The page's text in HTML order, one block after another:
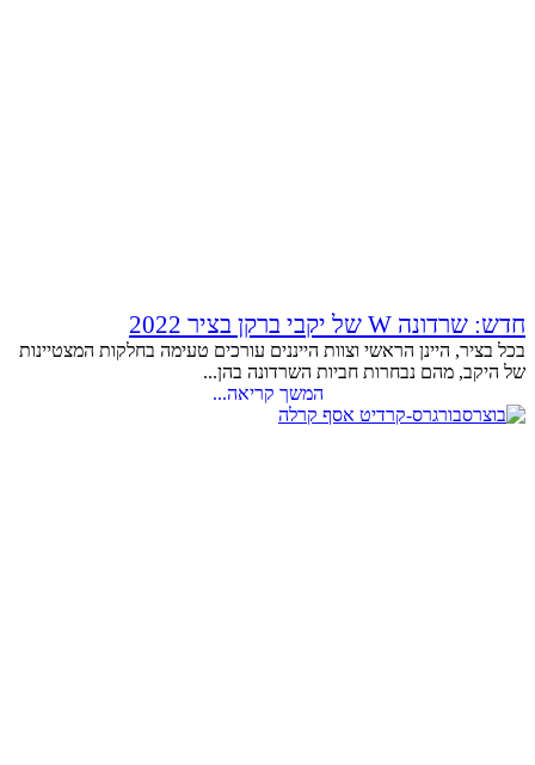
חדש: שרדונה W של יקבי ברקן בציר 2022
בכל בציר, היינן הראשי וצוות הייננים עורכים טעימה בחלקות המצטיינות
של היקב, מהם נבחרות חביות השרדונה בהן...
המשך קריאה...